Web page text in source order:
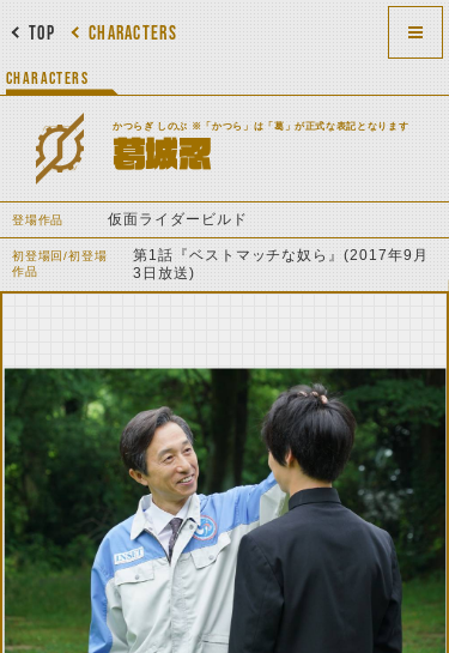
CHARACTERS
TOP
CHARACTERS
かつらぎ しのぶ ※「かつら」は「葛」が正式な表記となります
葛城忍
登場作品 仮面ライダービルド
初登場回/初登場
作品
第1話『ベストマッチな奴ら』(2017年9月
3日放送)